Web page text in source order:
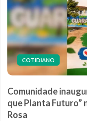
COTIDIANO
Comunidade
que Planta Futuro”
Rosa